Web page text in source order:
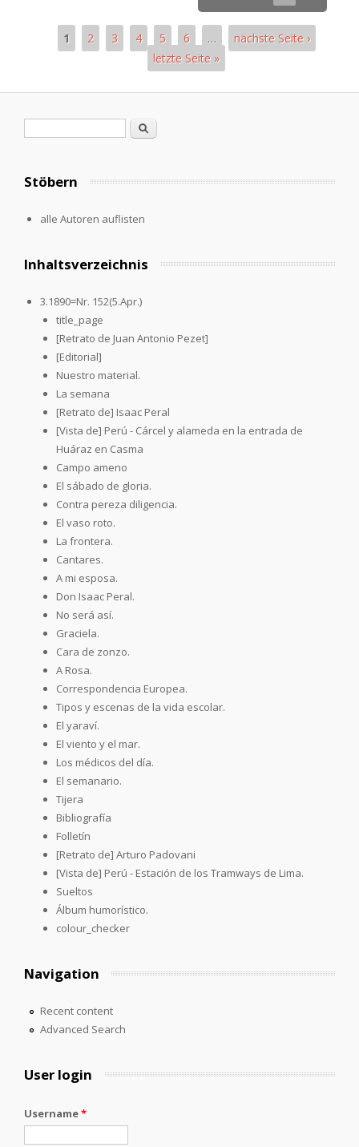
1 2 3 4 5 6 …
nächste Seite ›
letzte Seite »
Search
Stöbern
alle Autoren auflisten
Inhaltsverzeichnis
3.1890=Nr. 152(5.Apr.)
title_page
[Retrato de Juan Antonio Pezet]
[Editorial]
Nuestro material.
La semana
[Retrato de] Isaac Peral
[Vista de] Perú - Cárcel y alameda en la entrada de
Huáraz en Casma
Campo ameno
El sábado de gloria.
Contra pereza diligencia.
El vaso roto.
La frontera.
Cantares.
A mi esposa.
Don Isaac Peral.
No será así.
Graciela.
Cara de zonzo.
A Rosa.
Correspondencia Europea.
Tipos y escenas de la vida escolar.
El yaraví.
El viento y el mar.
Los médicos del día.
El semanario.
Tijera
Bibliografía
Folletín
[Retrato de] Arturo Padovani
[Vista de] Perú - Estación de los Tramways de Lima.
Sueltos
Álbum humorístico.
colour_checker
Navigation
Recent content
Advanced Search
User login
Username*